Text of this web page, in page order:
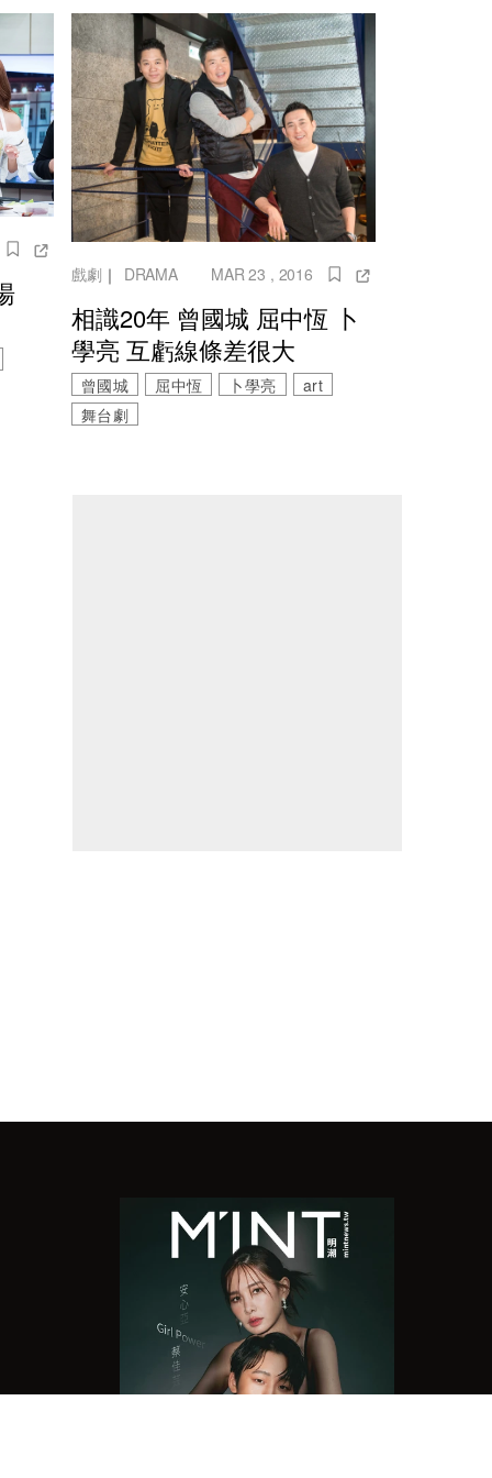
戲劇 ｜ DRAMA MAR 23 , 2016
相識20年 曾國城 屈中恆 卜
學亮 互虧線條差很大
曾國城 屈中恆 卜學亮
art
舞台劇